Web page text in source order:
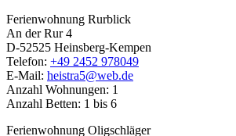
Ferienwohnung Rurblick
An der Rur 4
D-52525 Heinsberg-Kempen
Telefon: +49 2452 978049
E-Mail: heistra5@web.de
Anzahl Wohnungen: 1
Anzahl Betten: 1 bis 6
Ferienwohnung Oligschläger